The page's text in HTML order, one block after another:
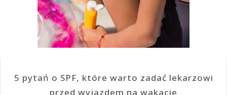
5 pytań o SPF, które warto zadać lekarzowi
przed wyjazdem na wakacje